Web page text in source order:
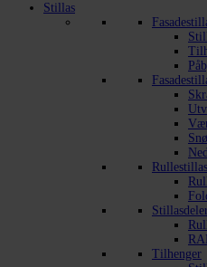
Stillas
Rullestillas
Tilhenger